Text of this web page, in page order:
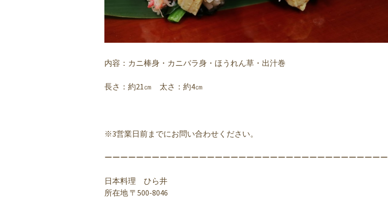
内容：カニ棒身・カニバラ身・ほうれん草・出汁巻
長さ：約21㎝ 太さ：約4㎝
※3営業日前までにお問い合わせください。
ーーーーーーーーーーーーーーーーーーーーーーーーーーーーーーーーーーーー
日本料理 ひら井
所在地 〒500-8046